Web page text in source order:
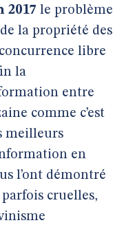
2017 le problème
la propriété des
libre
la
entre
comme c’est
meilleurs
en
l’ont démontré
cruelles,